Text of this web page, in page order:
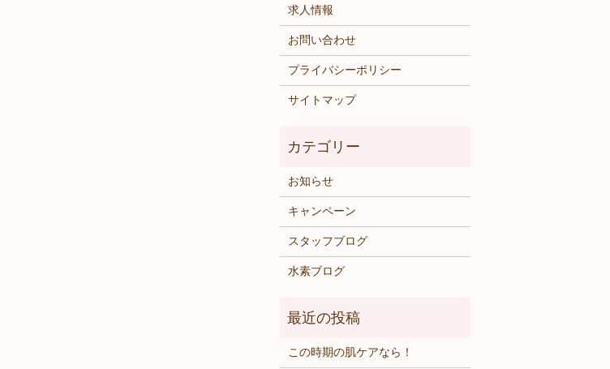
求人情報
お問い合わせ
プライバシーポリシー
サイトマップ
お知らせ
キャンペーン
スタッフブログ
水素ブログ
この時期の肌ケアなら！